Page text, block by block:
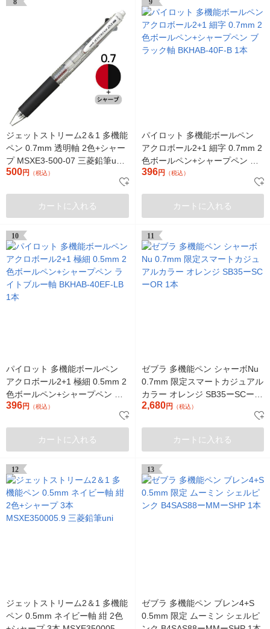
8
ジェットストリーム2＆1 多機能
ペン 0.7mm 透明軸 2色+シャー
プ MSXE3-500-07 三菱鉛筆uni
ユニ
500円 （税込）
カートに入れる
9
パイロット 多機能ボールペン
アクロボール2+1 細字 0.7mm 2
色ボールペン+シャープペン ブ
ラック軸 BKHAB-40F-B 1本
396円 （税込）
カートに入れる
10
パイロット 多機能ボールペン
アクロボール2+1 極細 0.5mm 2
色ボールペン+シャープペン ラ
イトブルー軸 BKHAB-40EF-LB
396円 （税込）
カートに入れる
11
ゼブラ 多機能ペン シャーボNu
0.7mm 限定スマートカジュアル
カラー オレンジ SB35ーSCー
OR 1本
2,680円 （税込）
カートに入れる
12
ジェットストリーム2＆1 多機能
ペン 0.5mm ネイビー軸 紺 2色
13
ゼブラ 多機能ペン ブレン4+S
0.5mm 限定 ムーミン シェルピ